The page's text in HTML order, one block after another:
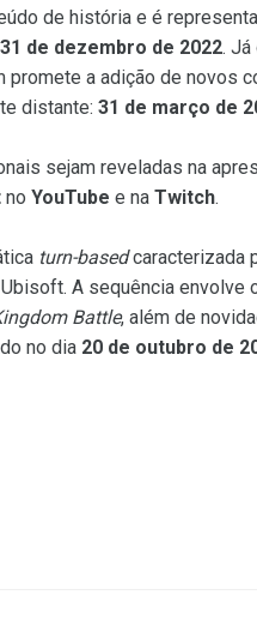
de história e é
31 de dezembro de 2022. Já
promete a adição de novos
distante: 31 de março de
sejam reveladas na
no YouTube e na Twitch.
turn-basedcaracterizada
A sequência envolve
Battle, além de
no dia 20 de outubro de